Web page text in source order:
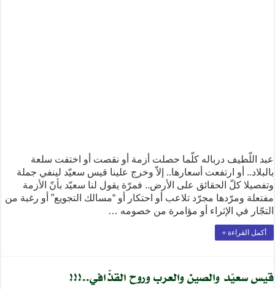
عبد اللّطيف درباله كلّما حصلت أزمة أو نقصت أو اختفت سلعة
بالبلاد.. أو ارتفعت أسعارها.. إلاّ وخرج علينا قيس سعيّد لينفي جملة
وتفصيلا كلّ الحقائق على الأرض.. فمرّة يقول لنا سعيّد بأنّ الأزمة
مفتعلة ومرّدها مجرّد تلاعب أو احتكار أو “مسالك التجويع” أو رغبة من
التجّار في الإثراء أو مؤامرة من خصومه …
أكمل القراءة »
قيس سعيّد والصين والعرب وروح القذّافي..!!!